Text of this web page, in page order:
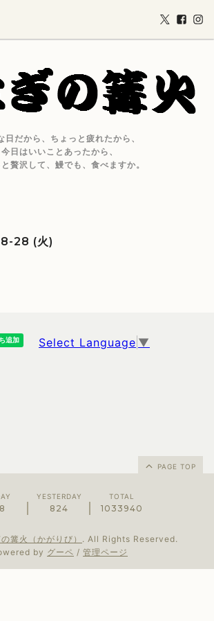
日だから、ちょっと疲れたから、
今日はいいことあったから、
贅沢して、鰻でも、食べますか。
28 (火)
Select Language ▼
PAGE TOP
YESTERDAY
824
TOTAL
1033940
篝火（かがりび） . All Rights Reserved.
by グーペ / 管理ページ